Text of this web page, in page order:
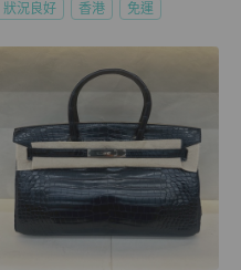
狀況良好 香港 免運